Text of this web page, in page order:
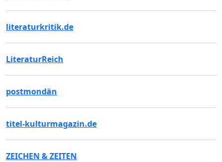
literaturkritik.de
LiteraturReich
postmondän
titel-kulturmagazin.de
ZEICHEN & ZEITEN